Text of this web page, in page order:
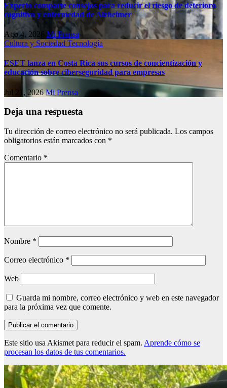
Experto comparte consejos para reducir el riesgo de deterioro
cognitivo у enfermedad de Alzheimer
Ago 4, 2026 Mi Prensa
Cultura y Sociedad Tecnología
ESET lanza en Costa Rica sus cursos de concientización y
educación sobre ciberseguridad para empresas
Jul 21, 2026Mi Prensa
Deja una respuesta
Tu dirección de correo electrónico no será publicada. Los campos
obligatorios están marcados con *
Comentario *
Nombre *
Correo electrónico *
Web
Guarda mi nombre, correo electrónico y web en este navegador
para la próxima vez que comente.
Este sitio usa Akismet para reducir el spam. Aprende cómo se
procesan los datos de tus comentarios.